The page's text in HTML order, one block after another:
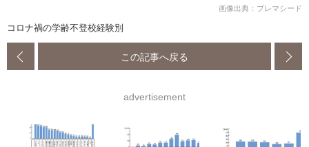
画像出典：プレマシード
コロナ禍の学齢不登校経験別
この記事へ戻る
advertisement